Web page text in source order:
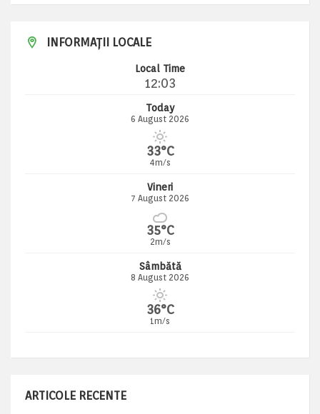
INFORMAȚII LOCALE
Local Time
12:03
Today
6 August 2026
33°C
4m/s
Vineri
7 August 2026
35°C
2m/s
Sâmbătă
8 August 2026
36°C
1m/s
ARTICOLE RECENTE